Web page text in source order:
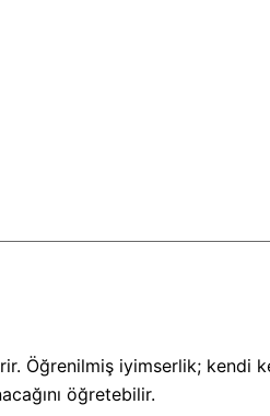
Öğrenilmiş iyimserlik; kendi
öğretebilir.